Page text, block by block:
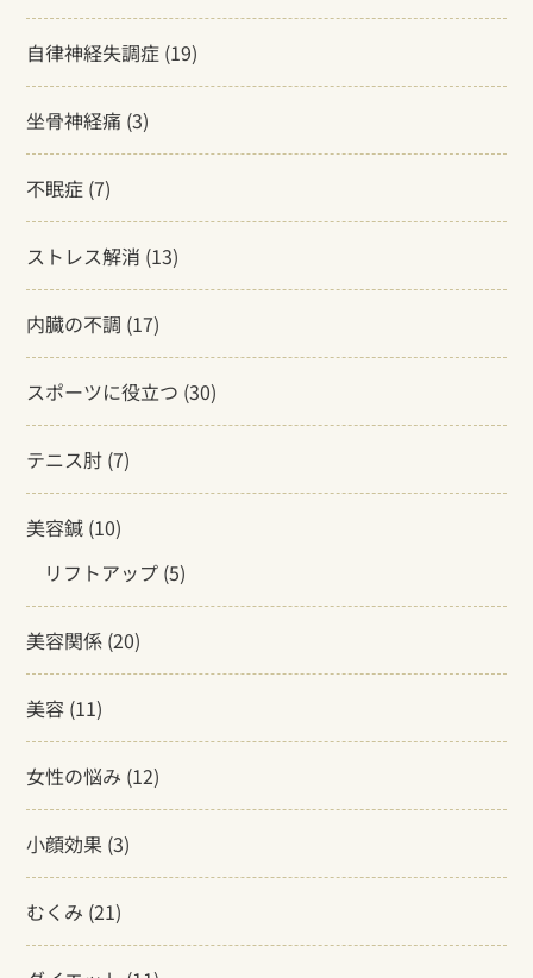
自律神経失調症 (19)
坐骨神経痛 (3)
不眠症 (7)
ストレス解消 (13)
内臓の不調 (17)
スポーツに役立つ (30)
テニス肘 (7)
美容鍼 (10)
リフトアップ (5)
美容関係 (20)
美容 (11)
女性の悩み (12)
小顔効果 (3)
むくみ (21)